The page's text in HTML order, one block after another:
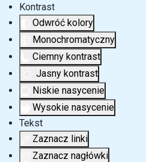
Kontrast
Odwróć kolory
Monochromatyczny
Ciemny kontrast
Jasny kontrast
Niskie nasycenie
Wysokie nasycenie
Tekst
Zaznacz linki
Zaznacz nagłówki